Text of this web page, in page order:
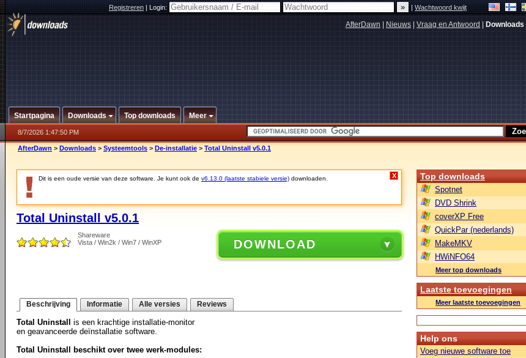
Registreren|Login: |Wachtwoord kwijt
AfterDawn Nieuws Vraag en Antwoord Downloads
Startpagina Downloads Top downloads Meer
8/7/2026 1:47:50 PM
AfterDawn > Downloads > Systeemtools > De-installatie > Total Uninstall v5.0.1
Dit is een oude versie van deze software. Je kunt ook de v6.13.0 (laatste stabiele versie) downloaden. X
Total Uninstall v5.0.1
Shareware
Vista / Win2k / Win7 / WinXP
DOWNLOAD
Beschrijving Informatie Alle versies Reviews
Total Uninstall
is een krachtige installatie-monitor
en geavanceerde deïnstallatie software.
Total Uninstall beschikt over twee werk-modules:
Top downloads
Spotnet
DVD Shrink
coverXP Free
QuickPar (nederlands)
MakeMKV
HWiNFO64
Meer top downloads
Laatste toevoegingen
Meer laatste toevoegingen
Help ons
Voeg nieuwe software toe